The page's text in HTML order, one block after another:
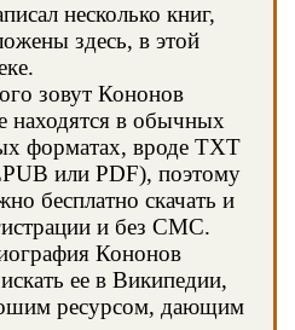
несколько книг,
здесь, в этой
зовут Кононов
находятся в обычных
форматах, вроде TXT
или PDF), поэтому
бесплатно скачать и
и без СМС.
Кононов
ее в Википедии,
ресурсом, дающим